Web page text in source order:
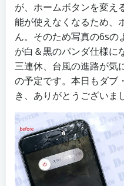
が、ホームボタンを変
能が使えなくなるため、
ん。そのため写真の6sの
が白＆黒のパンダ仕様に
三連休、台風の進路が気
の予定です。本日もダブ
き、ありがとうございま